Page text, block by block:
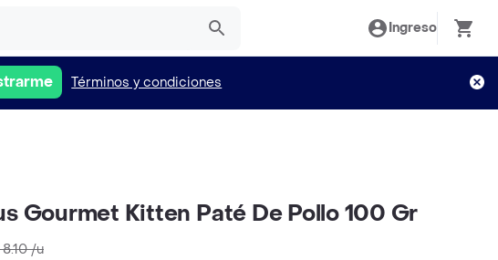
Ingreso
Términos y condiciones
Gourmet Kitten Paté De Pollo 100 Gr
/u